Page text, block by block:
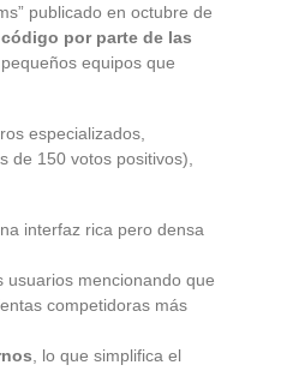
publicado en octubre de
por parte de las
equipos que
especializados,
de 150 votos positivos),
interfaz rica pero densa
usuarios mencionando que
competidoras más
, lo que simplifica el